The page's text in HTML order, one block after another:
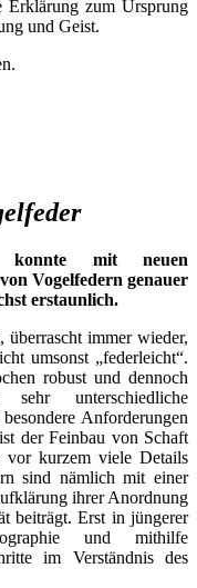
Erklärung zum Ursprung
und Geist.
mit neuen
Vogelfedern genauer
erstaunlich.
immer wieder,
umsonst „federleicht“.
robust und dennoch
unterschiedliche
Anforderungen
der Feinbau von Schaft
vor kurzem viele Details
sind nämlich mit einer
ihrer Anordnung
beiträgt. Erst in jüngerer
und mithilfe
im Verständnis des